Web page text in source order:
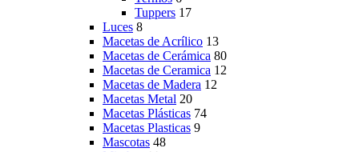
Tuppers 17
Luces 8
Macetas de Acrílico 13
Macetas de Cerámica 80
Macetas de Ceramica 12
Macetas de Madera 12
Macetas Metal 20
Macetas Plásticas 74
Macetas Plasticas 9
Mascotas 48